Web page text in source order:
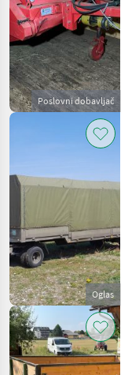
Poslovni dobavljač
Oglas